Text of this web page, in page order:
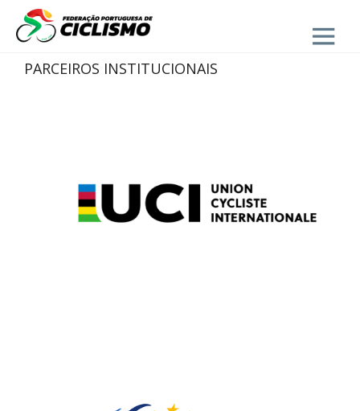
Close
PARCEIROS INSTITUCIONAIS